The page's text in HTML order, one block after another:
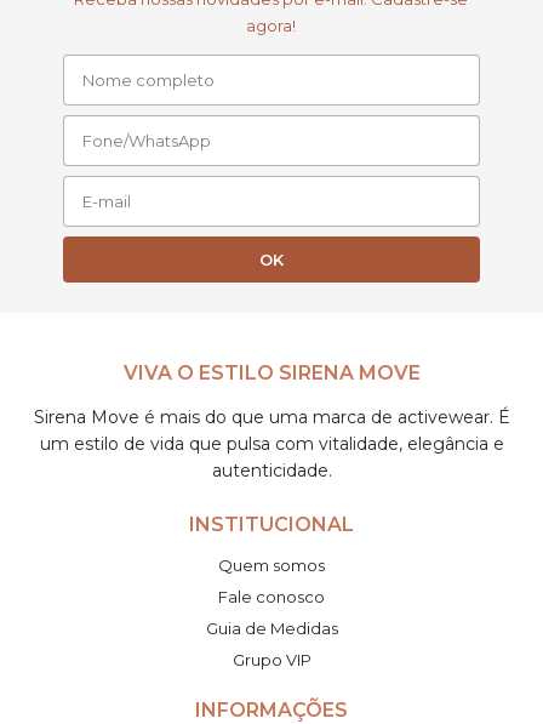
agora!
VIVA O ESTILO SIRENA MOVE
Sirena Move é mais do que uma marca de activewear. É
um estilo de vida que pulsa com vitalidade, elegância e
autenticidade.
INSTITUCIONAL
Quem somos
Fale conosco
Guia de Medidas
Grupo VIP
INFORMAÇÕES